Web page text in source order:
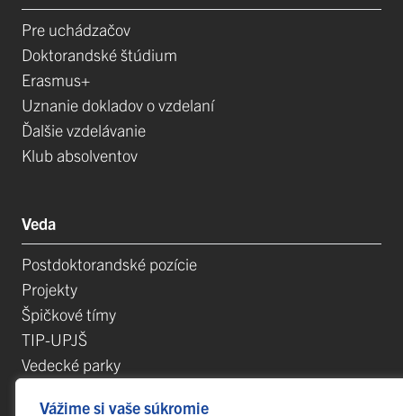
Vážime si vaše súkromie
Pre uchádzačov
Doktorandské štúdium
Erasmus+
Uznanie dokladov o vzdelaní
Ďalšie vzdelávanie
Klub absolventov
Veda
Postdoktorandské pozície
Projekty
Špičkové tímy
TIP-UPJŠ
Vedecké parky